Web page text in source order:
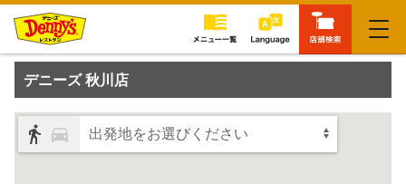
閉じる
デニーズ 秋川店
出発地をお選びください